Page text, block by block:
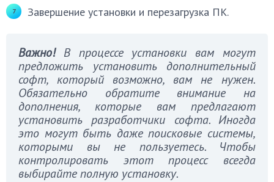
Завершение установки и перезагрузка ПК.
Важно! В процессе установки вам могут
предложить установить дополнительный
софт, который возможно, вам не нужен.
Обязательно обратите внимание на
дополнения, которые вам предлагают
установить разработчики софта. Иногда
это могут быть даже поисковые системы,
которыми вы не пользуетесь. Чтобы
контролировать этот процесс всегда
выбирайте полную установку.